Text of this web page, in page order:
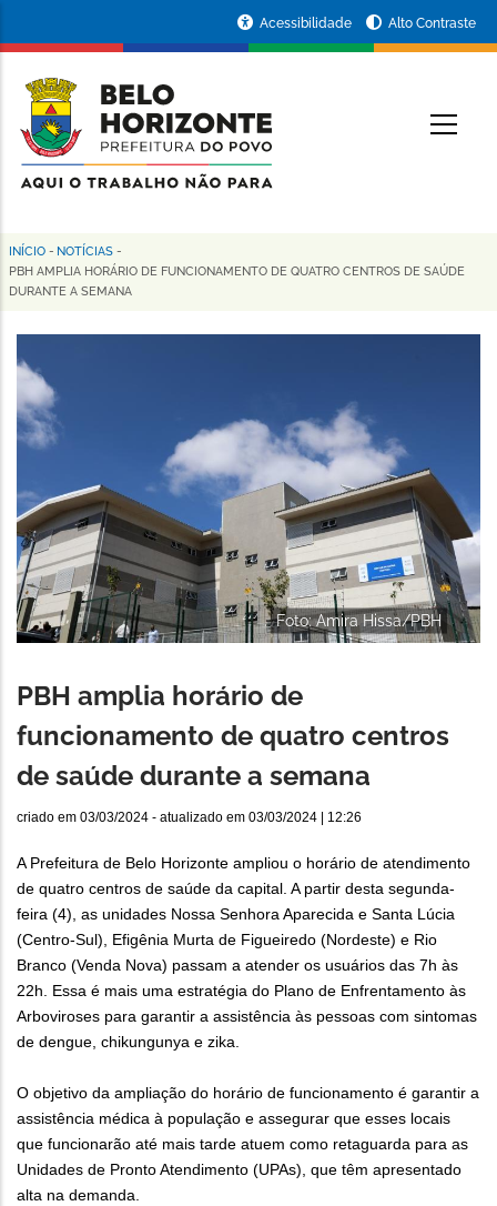
conteúdo
principal
da
Prefeitura
de
Horizonte
Acessibilidade Alto Contraste
Trilha
de
navegação
INÍCIO - NOTÍCIAS -
PBH AMPLIA HORÁRIO DE FUNCIONAMENTO DE QUATRO CENTROS DE SAÚDE
DURANTE A SEMANA
Foto: Amira Hissa/PBH
PBH amplia horário de
funcionamento de quatro centros
de saúde durante a semana
criado em 03/03/2024 - atualizado em 03/03/2024 | 12:26
A Prefeitura de Belo Horizonte ampliou o horário de atendimento
de quatro centros de saúde da capital. A partir desta segunda-
feira (4), as unidades Nossa Senhora Aparecida e Santa Lúcia
(Centro-Sul), Efigênia Murta de Figueiredo (Nordeste) e Rio
Branco (Venda Nova) passam a atender os usuários das 7h às
22h. Essa é mais uma estratégia do Plano de Enfrentamento às
Arboviroses para garantir a assistência às pessoas com sintomas
de dengue, chikungunya e zika.
O objetivo da ampliação do horário de funcionamento é garantir a
assistência médica à população e assegurar que esses locais
que funcionarão até mais tarde atuem como retaguarda para as
Unidades de Pronto Atendimento (UPAs), que têm apresentado
alta na demanda.